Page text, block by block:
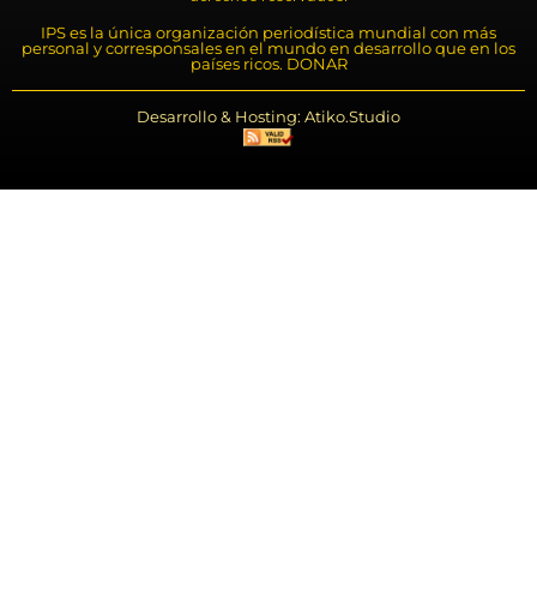
IPS es la única organización periodística mundial con más
personal y corresponsales en el mundo en desarrollo que en los
países ricos. DONAR
Desarrollo & Hosting: Atiko.Studio